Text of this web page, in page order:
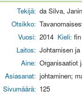
Tekijä: da Silva,
Otsikko:
Vuosi: 2014 Kieli: fin
Laitos: Johtamisen
Aine: Organisaatiot
Asiasanat: johtaminen;
Sivumäärä: 125